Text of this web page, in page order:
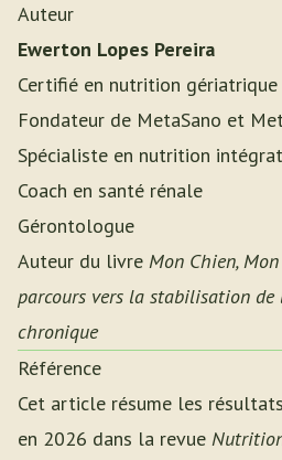
Auteur
Ewerton Lopes Pereira
Certifié en nutrition gériatrique
Fondateur de MetaSano et
Spécialiste en nutrition
Coach en santé rénale
Gérontologue
Auteur du livre Mon Chien,
parcours vers la stabilisation
chronique
Référence
Cet article résume les
en 2026 dans la revue